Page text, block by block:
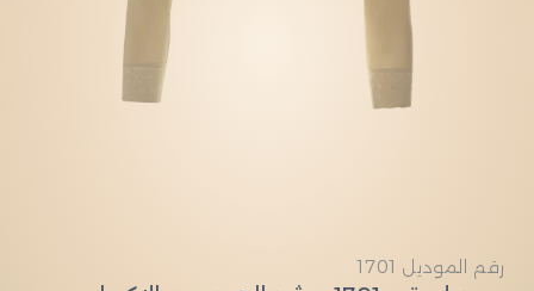
النوع:
رقم الموديل 1701